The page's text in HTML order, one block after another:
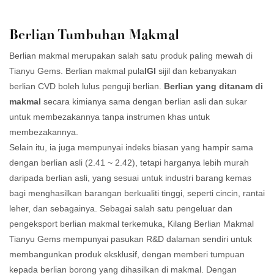
Berlian Tumbuhan Makmal
Berlian makmal merupakan salah satu produk paling mewah di
Tianyu Gems. Berlian makmal pulaIGI sijil dan kebanyakan
berlian CVD boleh lulus penguji berlian. Berlian yang ditanam di
makmal secara kimianya sama dengan berlian asli dan sukar
untuk membezakannya tanpa instrumen khas untuk
membezakannya.
Selain itu, ia juga mempunyai indeks biasan yang hampir sama
dengan berlian asli (2.41 ~ 2.42), tetapi harganya lebih murah
daripada berlian asli, yang sesuai untuk industri barang kemas
bagi menghasilkan barangan berkualiti tinggi, seperti cincin, rantai
leher, dan sebagainya. Sebagai salah satu pengeluar dan
pengeksport berlian makmal terkemuka, Kilang Berlian Makmal
Tianyu Gems mempunyai pasukan R&D dalaman sendiri untuk
membangunkan produk eksklusif, dengan memberi tumpuan
kepada berlian borong yang dihasilkan di makmal. Dengan